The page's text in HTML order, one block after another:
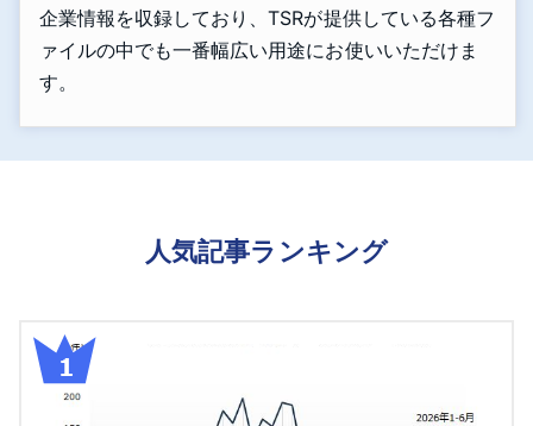
企業情報を収録しており、TSRが提供している各種フ
ァイルの中でも一番幅広い用途にお使いいただけま
す。
人気記事ランキング